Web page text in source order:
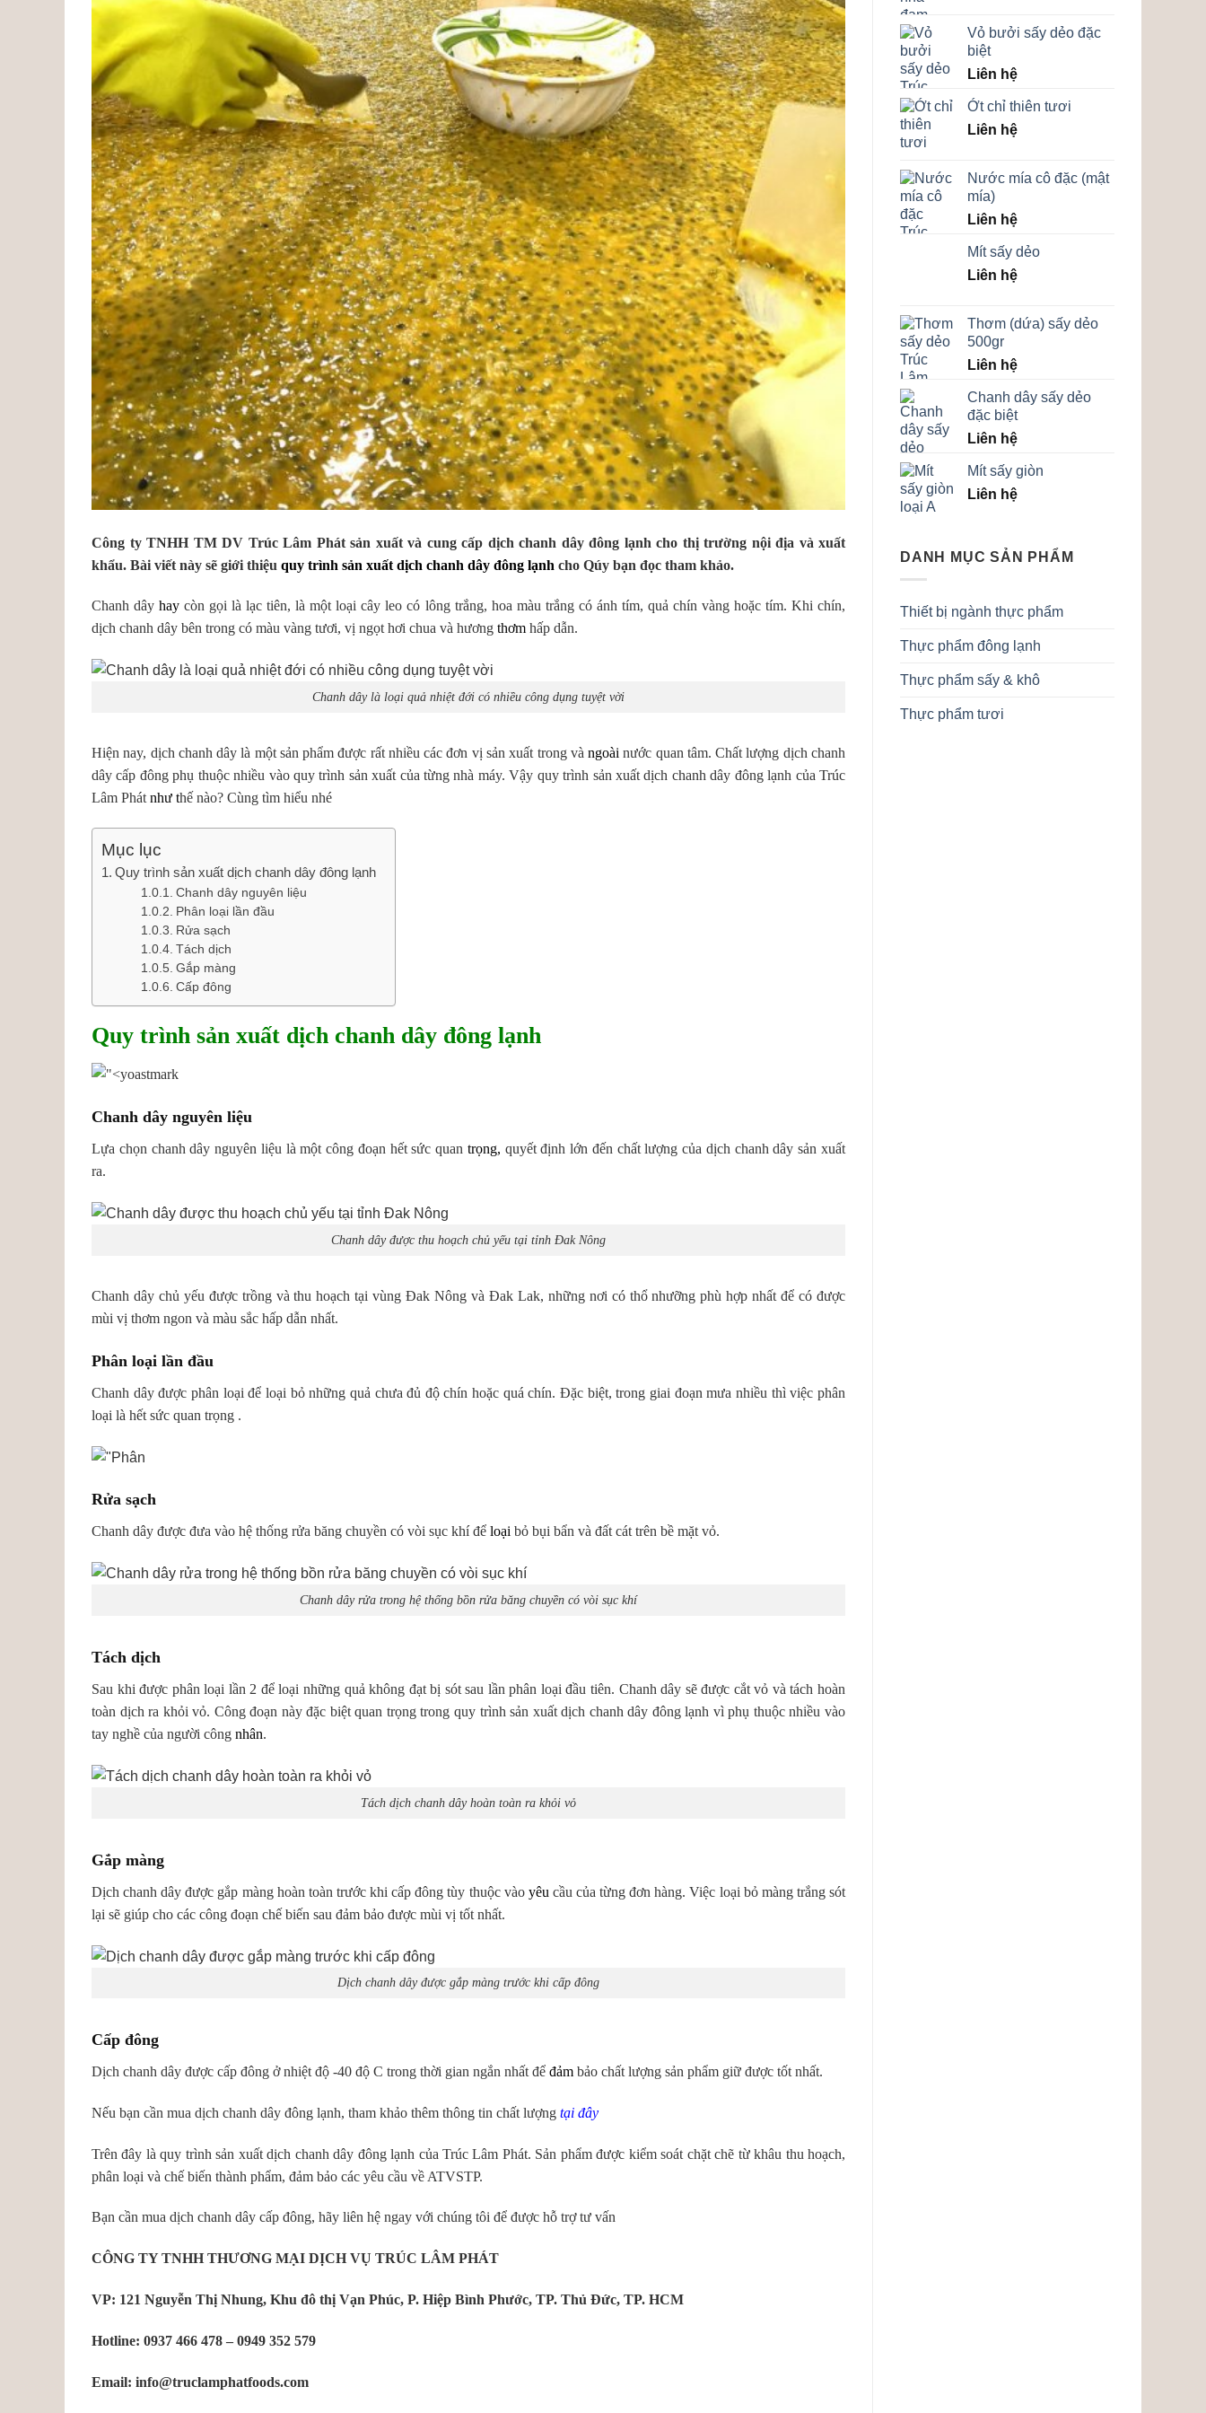
Công ty TNHH TM DV Trúc Lâm Phát sản xuất và cung cấp dịch chanh dây đông lạnh cho thị trường nội địa và xuất
khẩu. Bài viết này sẽ giới thiệu quy trình sản xuất dịch chanh dây đông lạnh cho Qúy bạn đọc tham khảo.
Chanh dâyhay còn gọi là lạc tiên, là một loại cây leo có lông trắng, hoa màu trắng có ánh tím, quả chín vàng hoặc tím. Khi chín,
dịch chanh dây bên trong có màu vàng tươi, vị ngọt hơi chua và hương thơm hấp dẫn.
Chanh dây là loại quả nhiệt đới có nhiều công dụng tuyệt vời
Hiện nay, dịch chanh dây là một sản phẩm được rất nhiều các đơn vị sản xuất trong vàngoài nước quan tâm. Chất lượng dịch chanh
dây cấp đông phụ thuộc nhiều vào quy trình sản xuất của từng nhà máy. Vậy quy trình sản xuất dịch chanh dây đông lạnh của Trúc
Lâm Phát như thế nào? Cùng tìm hiểu nhé
Mục lục
Quy trình sản xuất dịch chanh dây đông lạnh
Chanh dây nguyên liệu
Phân loại lần đầu
Rửa sạch
Tách dịch
Gắp màng
Cấp đông
Quy trình sản xuất dịch chanh dây đông lạnh
Chanh dây nguyên liệu
Lựa chọn chanh dây nguyên liệu là một công đoạn hết sức quan trọng, quyết định lớn đến chất lượng của dịch chanh dây sản xuất
ra.
Chanh dây được thu hoạch chủ yếu tại tỉnh Đak Nông
Chanh dây chủ yếu được trồng và thu hoạch tại vùng Đak Nông và Đak Lak, những nơi có thổ nhưỡng phù hợp nhất để có được
mùi vị thơm ngon và màu sắc hấp dẫn nhất.
Phân loại lần đầu
Chanh dây được phân loại để loại bỏ những quả chưa đủ độ chín hoặc quá chín. Đặc biệt, trong giai đoạn mưa nhiều thì việc phân
loại là hết sức quan trọng .
Rửa sạch
Chanh dây được đưa vào hệ thống rửa băng chuyền có vòi sục khí để loại bỏ bụi bẩn và đất cát trên bề mặt vỏ.
Chanh dây rửa trong hệ thống bồn rửa băng chuyền có vòi sục khí
Tách dịch
Sau khi được phân loại lần 2 để loại những quả không đạt bị sót sau lần phân loại đầu tiên. Chanh dây sẽ được cắt vỏ và tách hoàn
toàn dịch ra khỏi vỏ. Công đoạn này đặc biệt quan trọng trong quy trình sản xuất dịch chanh dây đông lạnh vì phụ thuộc nhiều vào
tay nghề của người công nhân.
Tách dịch chanh dây hoàn toàn ra khỏi vỏ
Gắp màng
Dịch chanh dây được gắp màng hoàn toàn trước khi cấp đông tùy thuộc vào yêu cầu của từng đơn hàng. Việc loại bỏ màng trắng sót
lại sẽ giúp cho các công đoạn chế biến sau đảm bảo được mùi vị tốt nhất.
Dịch chanh dây được gắp màng trước khi cấp đông
Cấp đông
Dịch chanh dây được cấp đông ở nhiệt độ -40 độ C trong thời gian ngắn nhất để đảm bảo chất lượng sản phẩm giữ được tốt nhất.
Nếu bạn cần mua dịch chanh dây đông lạnh, tham khảo thêm thông tin chất lượng tại đây
Trên đây là quy trình sản xuất dịch chanh dây đông lạnh của Trúc Lâm Phát. Sản phẩm được kiểm soát chặt chẽ từ khâu thu hoạch,
phân loại và chế biến thành phẩm, đảm bảo các yêu cầu về ATVSTP.
Bạn cần mua dịch chanh dây cấp đông, hãy liên hệ ngay với chúng tôi để được hỗ trợ tư vấn
CÔNG TY TNHH THƯƠNG MẠI DỊCH VỤ TRÚC LÂM PHÁT
VP: 121 Nguyễn Thị Nhung, Khu đô thị Vạn Phúc, P. Hiệp Bình Phước, TP. Thủ Đức, TP. HCM
Hotline: 0937 466 478 – 0949 352 579
Email: info@truclamphatfoods.com
Vỏ bưởi sấy dẻo đặc
biệt
Liên hệ
Ớt chỉ thiên tươi
Liên hệ
Nước mía cô đặc (mật
mía)
Liên hệ
Mít sấy dẻo
Liên hệ
Thơm (dứa) sấy dẻo
500gr
Liên hệ
Chanh dây sấy dẻo
đặc biệt
Liên hệ
Mít sấy giòn
Liên hệ
DANH MỤC SẢN PHẨM
Thiết bị ngành thực phẩm
Thực phẩm đông lạnh
Thực phẩm sấy & khô
Thực phẩm tươi